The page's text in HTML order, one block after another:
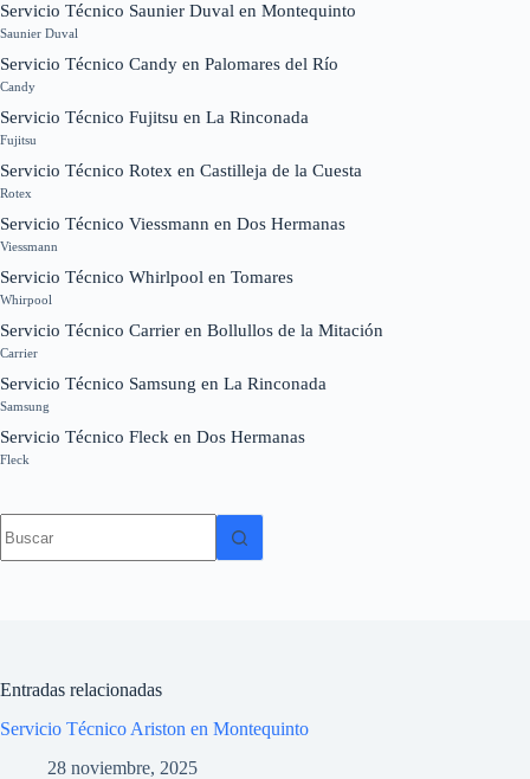
Servicio Técnico Saunier Duval en Montequinto
Saunier Duval
Servicio Técnico Candy en Palomares del Río
Candy
Servicio Técnico Fujitsu en La Rinconada
Fujitsu
Servicio Técnico Rotex en Castilleja de la Cuesta
Rotex
Servicio Técnico Viessmann en Dos Hermanas
Viessmann
Servicio Técnico Whirlpool en Tomares
Whirpool
Servicio Técnico Carrier en Bollullos de la Mitación
Carrier
Servicio Técnico Samsung en La Rinconada
Samsung
Servicio Técnico Fleck en Dos Hermanas
Fleck
resultados
Entradas relacionadas
Servicio Técnico Ariston en Montequinto
28 noviembre, 2025